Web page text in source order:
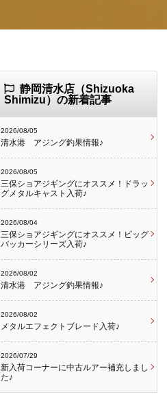
静岡清水店（Shizuoka
Shimizu）の新着記事
2026/08/05
清水港 アジング釣果情報♪
2026/08/05
三保ショアジギングにオススメ！ドラッ
グメタルキャスト入荷♪
2026/08/04
三保ショアジギングにオススメ！ビッグ
バッカーシリーズ入荷♪
2026/08/02
清水港 アジング釣果情報♪
2026/08/02
メタルエフェクトブレード入荷♪
2026/07/29
新入荷コーナーに中古ルアー補充しまし
た♪